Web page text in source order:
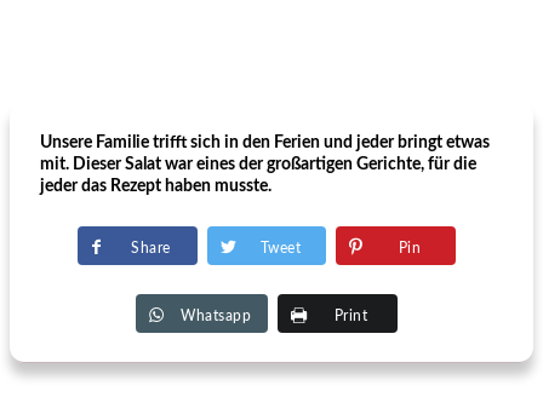
Unsere Familie trifft sich in den Ferien und jeder bringt etwas
mit. Dieser Salat war eines der großartigen Gerichte, für die
jeder das Rezept haben musste.
Share Tweet Pin
Whatsapp Print